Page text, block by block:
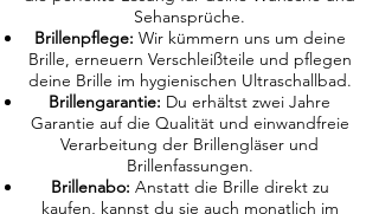
Sehansprüche.
Brillenpflege: Wir kümmern uns um deine
Brille, erneuern Verschleißteile und pflegen
deine Brille im hygienischen Ultraschallbad.
Brillengarantie: Du erhältst zwei Jahre
Garantie auf die Qualität und einwandfreie
Verarbeitung der Brillengläser und
Brillenfassungen.
Brillenabo: Anstatt die Brille direkt zu
kaufen, kannst du sie auch monatlich im